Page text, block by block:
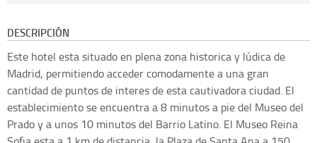
DESCRIPCIÓN
Este hotel esta situado en plena zona historica y lúdica de
Madrid, permitiendo acceder comodamente a una gran
cantidad de puntos de interes de esta cautivadora ciudad. El
establecimiento se encuentra a 8 minutos a pie del Museo del
Prado y a unos 10 minutos del Barrio Latino. El Museo Reina